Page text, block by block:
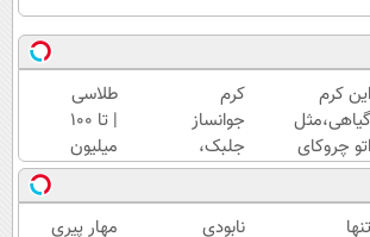
این کرم
گیاهی،مثل
اتو چروکای
پوستتوصاف
میکنه!50%تخفیف
کرم
جوانساز
جلبک،
هدیه
طبیعت به
شما(خرید
طلاسی
| تا 100
میلیون
وام
آنی
خرید
تنها
نابودی
مهار پیری